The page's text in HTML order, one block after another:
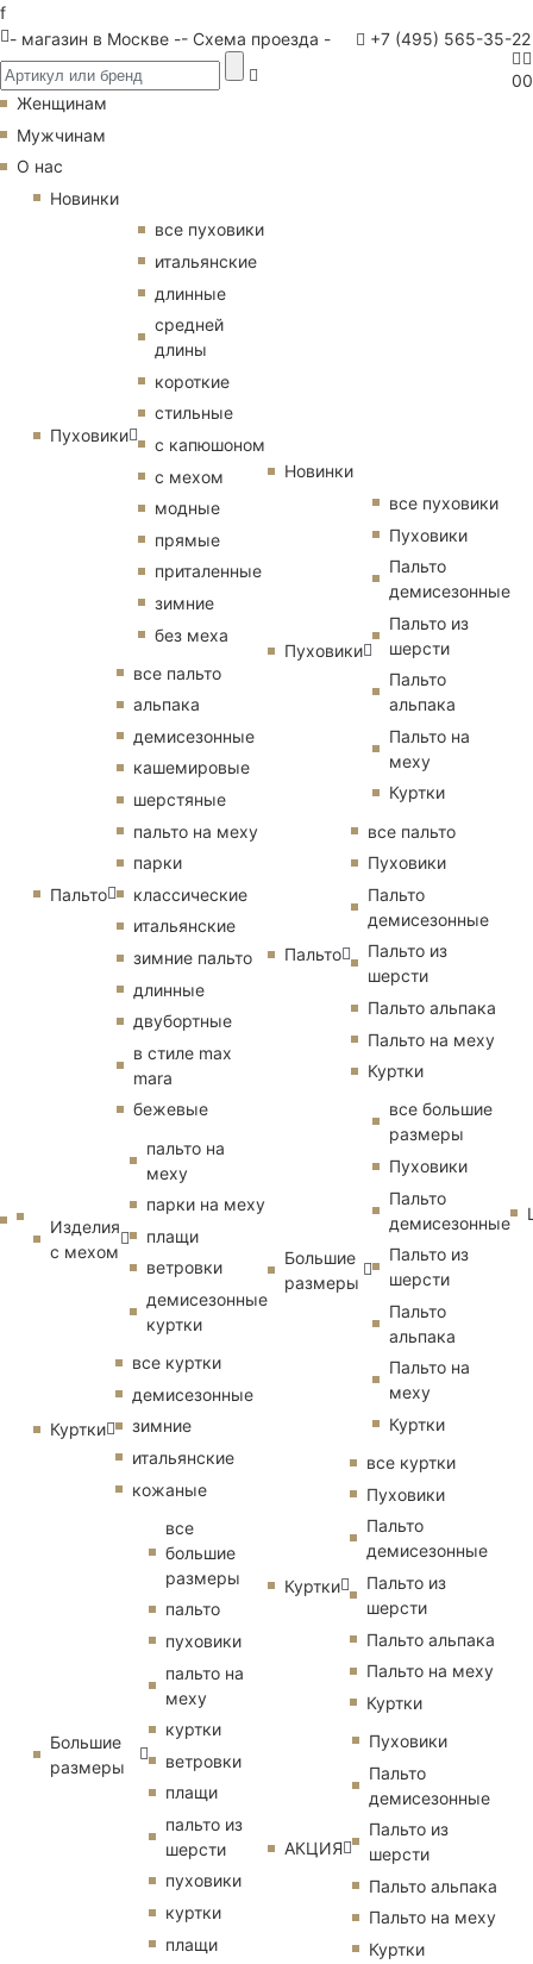
f
- магазин в Москве -- Схема проезда - +7 (495) 565-35-22
00
Женщинам
Мужчинам
О нас
Новинки
Пуховики
все пуховики
итальянские
длинные
средней
длины
короткие
стильные
с капюшоном
с мехом
модные
прямые
приталенные
зимние
без меха
Пальто
все пальто
альпака
демисезонные
кашемировые
шерстяные
пальто на меху
парки
классические
итальянские
зимние пальто
длинные
двубортные
в стиле max
mara
бежевые
Изделия
с мехом
пальто на
меху
парки на меху
плащи
ветровки
демисезонные
куртки
Куртки
все куртки
демисезонные
зимние
итальянские
кожаные
Большие
размеры
все
большие
размеры
пальто
пуховики
пальто на
меху
куртки
ветровки
плащи
пальто из
шерсти
пуховики
куртки
плащи
Новинки
Пуховики
все пуховики
Пуховики
Пальто
демисезонные
Пальто из
шерсти
Пальто
альпака
Пальто на
меху
Куртки
Пальто
все пальто
Пуховики
Пальто
демисезонные
Пальто из
шерсти
Пальто альпака
Пальто на меху
Куртки
Большие
размеры
все большие
размеры
Пуховики
Пальто
демисезонные
Пальто из
шерсти
Пальто
альпака
Пальто на
меху
Куртки
Куртки
все куртки
Пуховики
Пальто
демисезонные
Пальто из
шерсти
Пальто альпака
Пальто на меху
Куртки
АКЦИЯ
Пуховики
Пальто
демисезонные
Пальто из
шерсти
Пальто альпака
Пальто на меху
Куртки